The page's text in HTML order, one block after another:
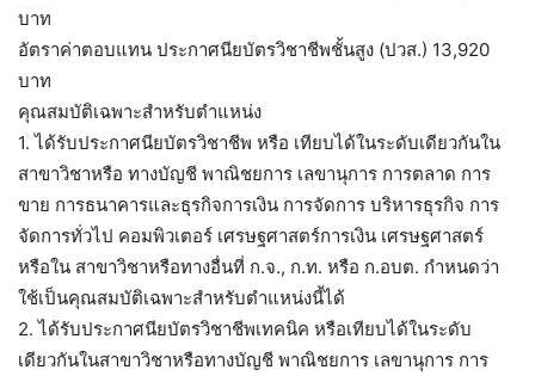
บาท
อัตราค่าตอบแทน ประกาศนียบัตรวิชาชีพชั้นสูง (ปวส.) 13,920
บาท
คุณสมบัติเฉพาะสำหรับตำแหน่ง
1. ได้รับประกาศนียบัตรวิชาชีพ หรือ เทียบได้ในระดับเดียวกันใน
สาขาวิชาหรือ ทางบัญชี พาณิชยการ เลขานุการ การตลาด การ
ขาย การธนาคารและธุรกิจการเงิน การจัดการ บริหารธุรกิจ การ
จัดการทั่วไป คอมพิวเตอร์ เศรษฐศาสตร์การเงิน เศรษฐศาสตร์
หรือใน สาขาวิชาหรือทางอื่นที่ ก.จ., ก.ท. หรือ ก.อบต. กำหนดว่า
ใช้เป็นคุณสมบัติเฉพาะสำหรับตำแหน่งนี้ได้
2. ได้รับประกาศนียบัตรวิชาชีพเทคนิค หรือเทียบได้ในระดับ
เดียวกันในสาขาวิชาหรือทางบัญชี พาณิชยการ เลขานุการ การ